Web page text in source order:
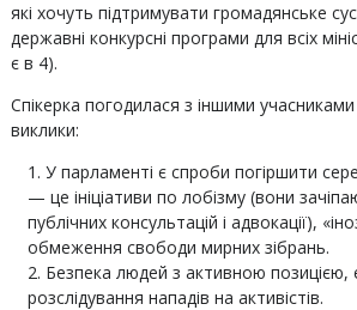
які хочуть підтримувати громадянське
державні конкурсні програми для всіх
є в 4).
Спікерка погодилася з іншими учасниками
виклики:
У парламенті є спроби погіршити
— це ініціативи по лобізму (вони
публічних консультацій і адвокації),
обмеження свободи мирних зібрань.
Безпека людей з активною позицією,
розслідування нападів на активістів.